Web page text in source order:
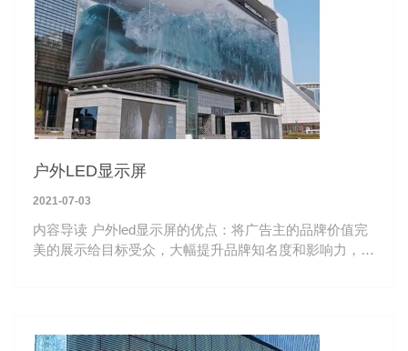
户外LED显示屏
2021-07-03
内容导读 户外led显示屏的优点：将广告主的品牌价值完
美的展示给目标受众，大幅提升品牌知名度和影响力，适